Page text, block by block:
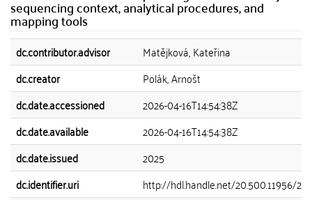
sequencing context, analytical procedures, and
mapping tools
dc.contributor.advisor
Matějková, Kateřina
dc.creator
Polák, Arnošt
dc.date.accessioned
2026-04-16T14:54:38Z
dc.date.available
2026-04-16T14:54:38Z
dc.date.issued
2025
dc.identifier.uri
http://hdl.handle.net/20.500.11956/